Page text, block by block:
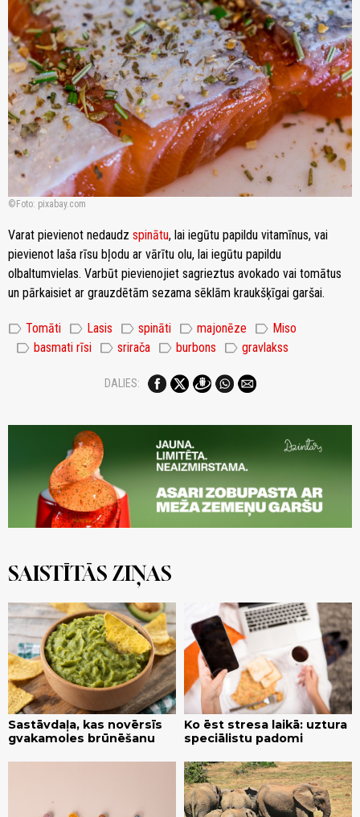
Foto: pixabay.com
Varat pievienot nedaudz spinātu, lai iegūtu papildu vitamīnus, vai
pievienot laša rīsu bļodu ar vārītu olu, lai iegūtu papildu
olbaltumvielas. Varbūt pievienojiet sagrieztus avokado vai tomātus
un pārkaisiet ar grauzdētām sezama sēklām kraukšķīgai garšai.
label Tomāti label Lasis label spināti label majonēze label Miso
label basmati rīsi label srirača label burbons label gravlakss
DALIES:
SAISTĪTĀS ZIŅAS
Sastāvdaļa, kas novērsīs
gvakamoles brūnēšanu
Ko ēst stresa laikā: uztura
speciālistu padomi